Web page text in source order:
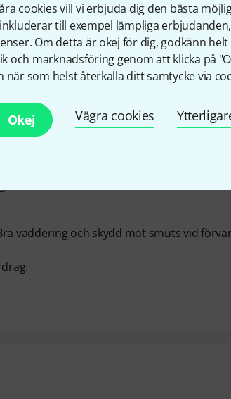
cookies vill vi erbjuda dig den bästa
till exempel lämpliga
Om detta är okej för dig, godkänn
och marknadsföring genom att klicka på
när som helst återkalla ditt samtycke via
Okej Vägra cookies
vaddering och skydd mot smuts vid